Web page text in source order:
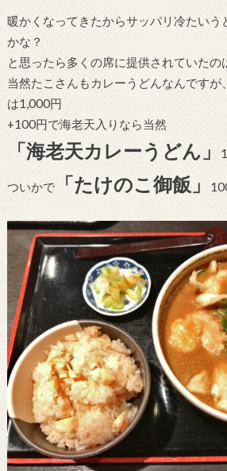
暖かくなってきたからサッパリ冷たいう
かな？
と思ったら多くの席に提供されていたの
当然たこさんもカレーうどんなんですが
は1,000円
+100円で海老天入りなら当然
「海老天カレーうどん」
ついかで「たけのこ御飯」